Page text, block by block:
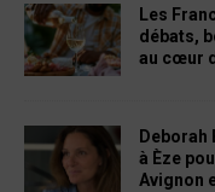
Les
débats,
au cœur
Deborah
à Èze
Avignon